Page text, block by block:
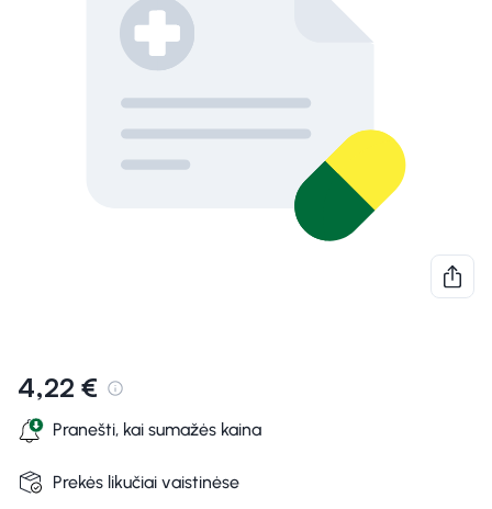
4,22 €
Pranešti, kai sumažės kaina
Prekės likučiai vaistinėse